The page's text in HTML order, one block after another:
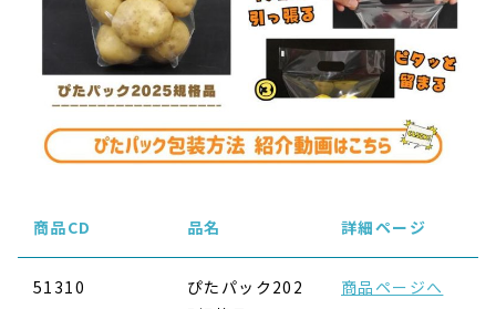
商品CD 品名 詳細ページ
51310
ぴたパック202
商品ページへ